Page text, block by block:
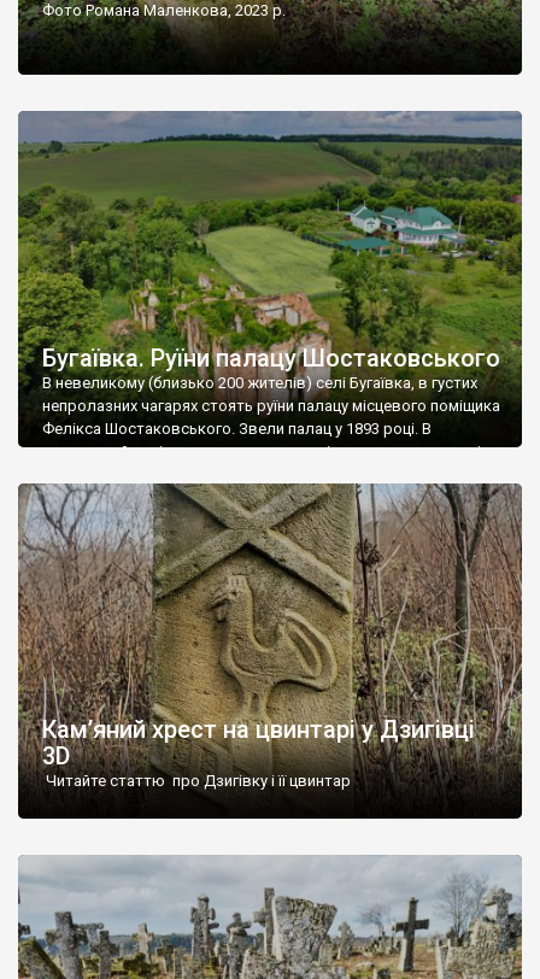
Фото Романа Маленкова, 2023 р.
Бугаївка. Руїни палацу Шостаковського
В невеликому (близько 200 жителів) селі Бугаївка, в густих
непролазних чагарях стоять руїни палацу місцевого поміщика
Фелікса Шостаковського. Звели палац у 1893 році. В
радянський період у ньому спочатку містилася школа, потім
століття тут розмістили туберкульозну лікарню. Коли із
палацу виїхала лікарня – ми точно не […]
Кам’яний хрест на цвинтарі у Дзигівці
3D
Читайте статтю про Дзигівку і її цвинтар